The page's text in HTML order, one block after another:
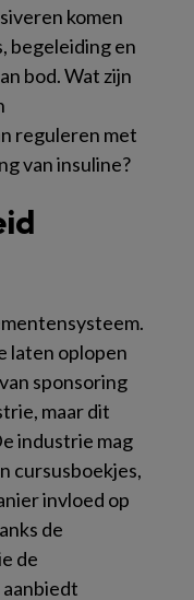
komen
begeleiding en
bod. Wat zijn
reguleren met
van insuline?
laten oplopen
sponsoring
maar dit
industrie mag
cursusboekjes,
invloed op
de
de